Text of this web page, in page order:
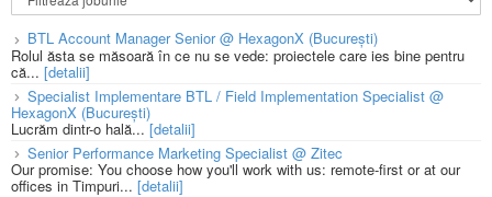
BTL Account Manager Senior @ HexagonX (București)
Rolul ăsta se măsoară în ce nu se vede: proiectele care ies bine pentru
că... [detalii]
Specialist Implementare BTL / Field Implementation Specialist @
HexagonX (București)
Lucrăm dintr-o hală...[detalii]
Senior Performance Marketing Specialist @ Zitec
Our promise: You choose how you'll work with us: remote-first or at our
offices in Timpuri... [detalii]